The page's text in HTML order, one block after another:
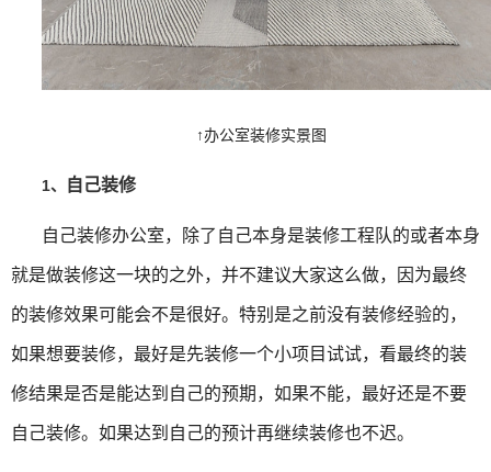
↑办公室装修实景图
1、 自己装修
自己装修办公室，除了自己本身是装修工程队的或者本身
就是做装修这一块的之外，并不建议大家这么做，因为最终
的装修效果可能会不是很好。特别是之前没有装修经验的，
如果想要装修，最好是先装修一个小项目试试，看最终的装
修结果是否是能达到自己的预期，如果不能，最好还是不要
自己装修。如果达到自己的预计再继续装修也不迟。